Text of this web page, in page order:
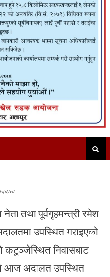
तथा पूर्वगृहमन्त्री रमेश
उपस्थित गराइएको
कटुञ्जेस्थित निवासबाट
आज अदालत उपस्थित